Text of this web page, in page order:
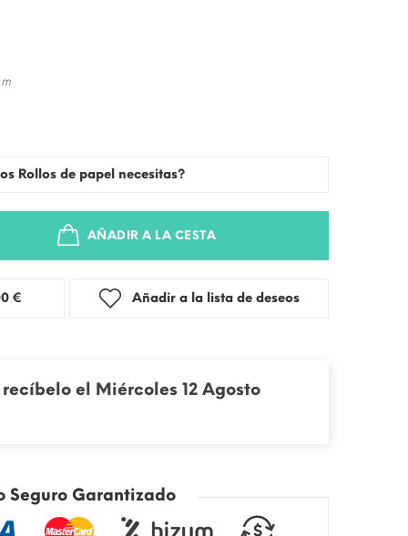
Rollos de papel necesitas?
AÑADIR A LA CESTA
3,00 € Añadir a la lista de deseos
el Miércoles 12 Agosto
Seguro Garantizado